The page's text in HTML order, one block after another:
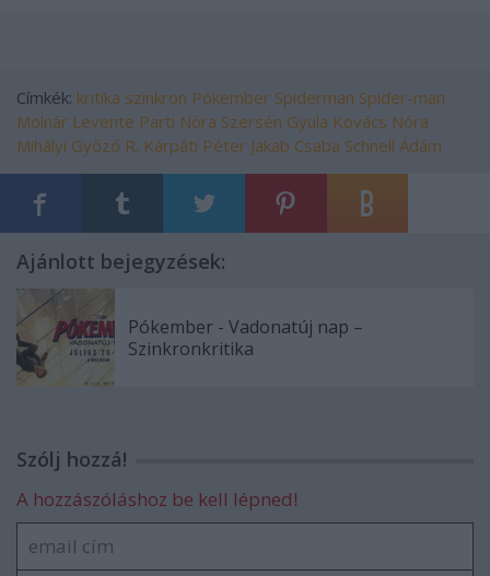
Címkék: kritika szinkron Pókember Spiderman Spider-man
Molnár Levente Parti Nóra Szersén Gyula Kovács Nóra
Mihályi Győző R. Kárpáti Péter Jakab Csaba Schnell Ádám
Ajánlott bejegyzések:
Pókember - Vadonatúj nap –
Szinkronkritika
Szólj hozzá!
A hozzászóláshoz be kell lépned!